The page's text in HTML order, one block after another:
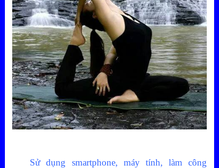
Sử dụng smartphone, máy tính, làm công